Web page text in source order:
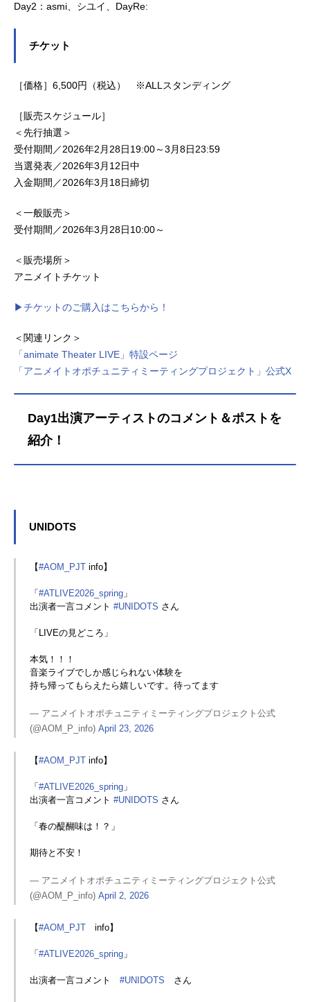
Day2：asmi、シユイ、DayRe:
チケット
［価格］6,500円（税込） ※ALLスタンディング
［販売スケジュール］
＜先行抽選＞
受付期間／2026年2月28日19:00～3月8日23:59
当選発表／2026年3月12日中
入金期間／2026年3月18日締切
＜一般販売＞
受付期間／2026年3月28日10:00～
＜販売場所＞
アニメイトチケット
▶チケットのご購入はこちらから！
＜関連リンク＞
「animate Theater LIVE」特設ページ
「アニメイトオポチュニティミーティングプロジェクト」公式X
Day1出演アーティストのコメント＆ポストを
紹介！
UNIDOTS
【#AOM_PJTinfo】
「#ATLIVE2026_spring」
出演者一言コメント #UNIDOTS さん
「LIVEの見どころ」
本気！！！
音楽ライブでしか感じられない体験を
持ち帰ってもらえたら嬉しいです。待ってます
— アニメイトオポチュニティミーティングプロジェクト公式
(@AOM_P_info) April 23, 2026
【#AOM_PJTinfo】
「 #ATLIVE2026_spring」
出演者一言コメント #UNIDOTS さん
「春の醍醐味は！？」
期待と不安！
— アニメイトオポチュニティミーティングプロジェクト公式
(@AOM_P_info) April 2, 2026
【#AOM_PJTinfo】
「 #ATLIVE2026_spring」
出演者一言コメント #UNIDOTS さん